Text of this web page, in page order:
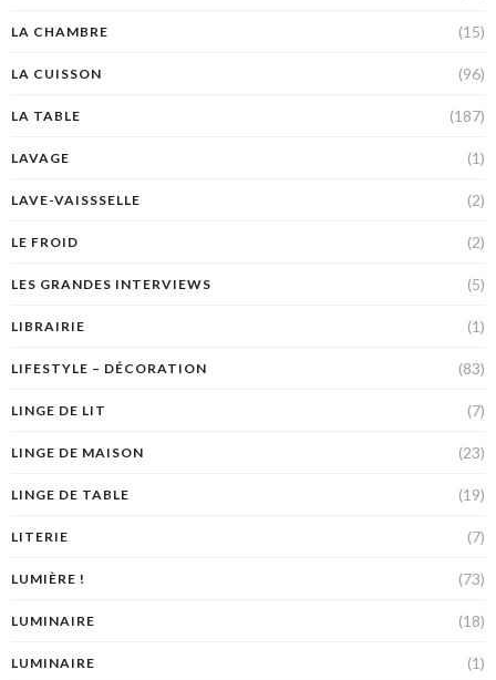
LA CHAMBRE (15)
LA CUISSON (96)
LA TABLE (187)
LAVAGE (1)
LAVE-VAISSSELLE (2)
LE FROID (2)
LES GRANDES INTERVIEWS (5)
LIBRAIRIE (1)
LIFESTYLE – DÉCORATION (83)
LINGE DE LIT (7)
LINGE DE MAISON (23)
LINGE DE TABLE (19)
LITERIE (7)
LUMIÈRE ! (73)
LUMINAIRE (18)
LUMINAIRE (1)